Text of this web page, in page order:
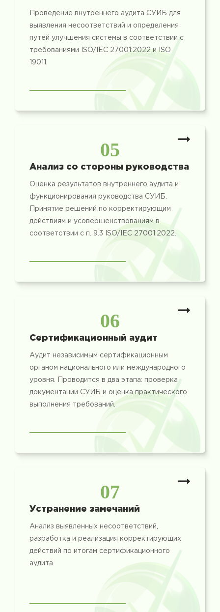
Проведение внутреннего аудита СУИБ для
выявления несоответствий и определения
путей улучшения системы в соответствии с
требованиями ISO/IEC 27001:2022 и ISO
19011.
05
Анализ со стороны руководства
Оценка результатов внутреннего аудита и
функционирования руководства СУИБ.
Принятие решений по корректирующим
действиям и усовершенствованиям в
соответствии с п. 9.3 ISO/IEC 27001:2022.
06
Сертификационный аудит
Аудит независимым сертификационным
органом национального или международного
уровня. Проводится в два этапа: проверка
документации СУИБ и оценка практического
выполнения требований.
07
Устранение замечаний
Анализ выявленных несоответствий,
разработка и реализация корректирующих
действий по итогам сертификационного
аудита.